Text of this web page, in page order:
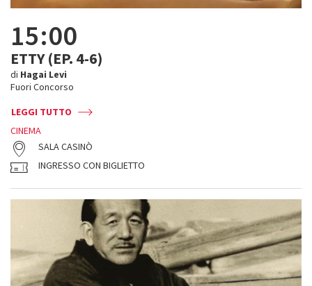
15:00
ETTY (EP. 4-6)
di Hagai Levi
Fuori Concorso
LEGGI TUTTO
CINEMA
SALA CASINÒ
INGRESSO CON BIGLIETTO